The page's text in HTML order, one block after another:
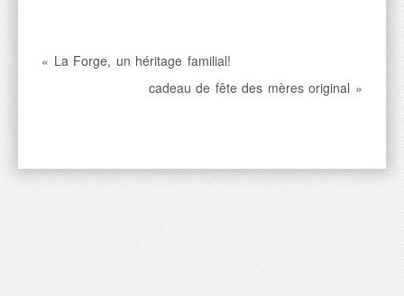
« La Forge, un héritage familial!
cadeau de fête des mères original »